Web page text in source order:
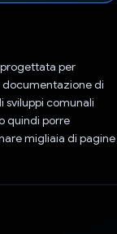
per
documentazione di
sviluppi comunali
quindi porre
migliaia di pagine